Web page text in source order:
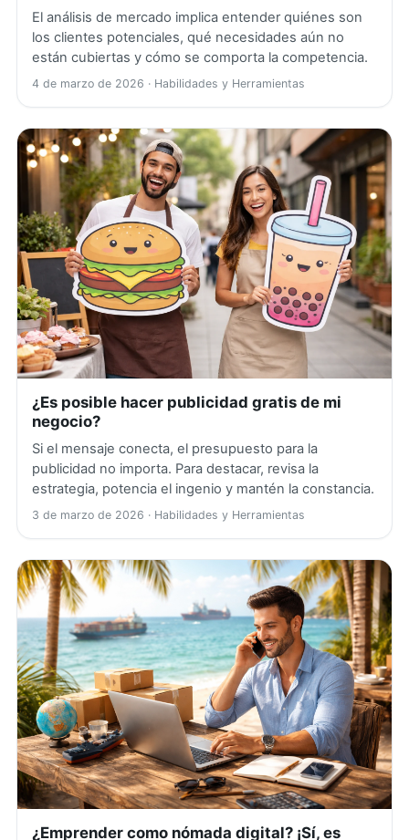
El análisis de mercado implica entender quiénes son
los clientes potenciales, qué necesidades aún no
están cubiertas y cómo se comporta la competencia.
4 de marzo de 2026 · Habilidades y Herramientas
¿Es posible hacer publicidad gratis de mi
negocio?
Si el mensaje conecta, el presupuesto para la
publicidad no importa. Para destacar, revisa la
estrategia, potencia el ingenio y mantén la constancia.
3 de marzo de 2026 · Habilidades y Herramientas
¿Emprender como nómada digital? ¡Sí, es